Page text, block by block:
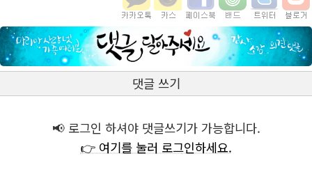
댓글 쓰기
📢 로그인 하셔야 댓글쓰기가 가능합니다.
👉 여기를 눌러 로그인하세요.